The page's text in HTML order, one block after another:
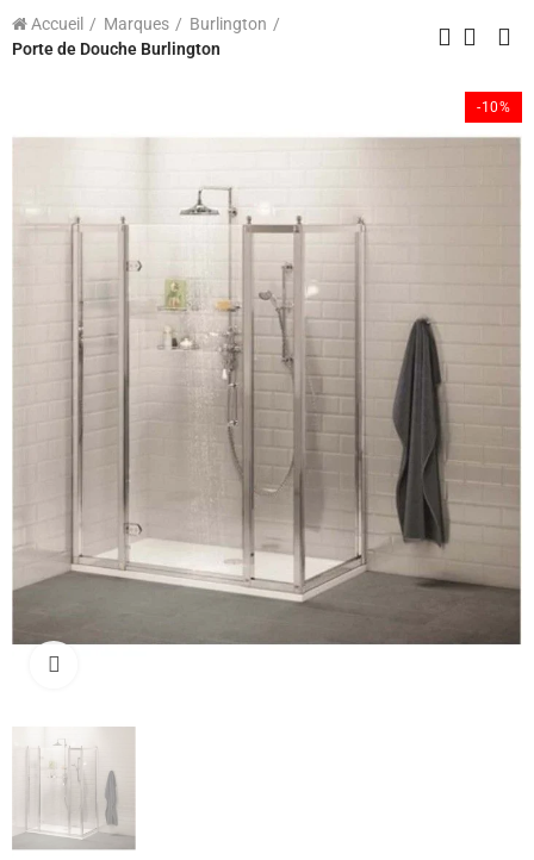
Accueil Marques
Burlington
Porte de Douche Burlington
-10%